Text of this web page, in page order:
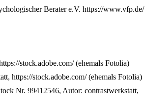
Berater e.V. https://www.vfp.de/
stock.adobe.com/ (ehemals Fotolia)
https://stock.adobe.com/ (ehemals Fotolia)
Nr. 99412546, Autor: contrastwerkstatt,